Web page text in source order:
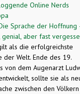
Online Nerds
Sprache der Hoffnung
aber fast
als die erfolgreichste
der Welt. Ende des 19.
von dem Augenarzt
sollte sie als
zwischen den